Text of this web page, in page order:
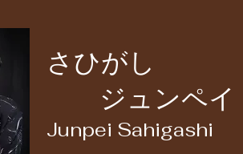
さひがし
ジュンペイ
Junpei Sahigashi